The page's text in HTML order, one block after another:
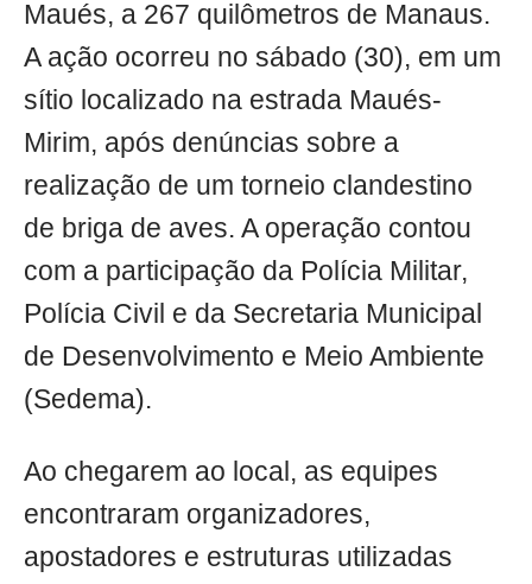
Maués, a 267 quilômetros de Manaus.
A ação ocorreu no sábado (30), em um
sítio localizado na estrada Maués-
Mirim, após denúncias sobre a
realização de um torneio clandestino
de briga de aves. A operação contou
com a participação da Polícia Militar,
Polícia Civil e da Secretaria Municipal
de Desenvolvimento e Meio Ambiente
(Sedema).
Ao chegarem ao local, as equipes
encontraram organizadores,
apostadores e estruturas utilizadas